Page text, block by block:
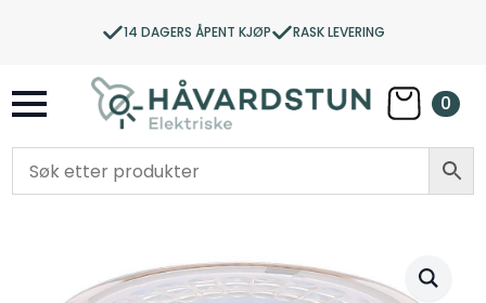
14 DAGERS ÅPENT KJØP RASK LEVERING
0